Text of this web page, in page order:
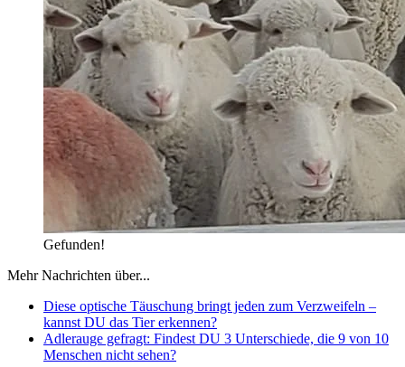
Gefunden!
Mehr Nachrichten über...
Diese optische Täuschung bringt jeden zum Verzweifeln –
kannst DU das Tier erkennen?
Adlerauge gefragt: Findest DU 3 Unterschiede, die 9 von 10
Menschen nicht sehen?